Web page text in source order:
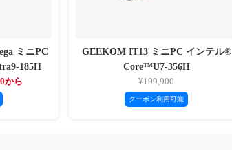
ミニPC
185H
から
GEEKOM IT13 ミニPC インテル®
Core™U7-356H
¥199,900
クーポン利用可能